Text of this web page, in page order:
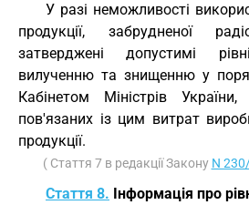
У разі неможливості
продукції, забрудненої
затверджені допустимі
вилученню та знищенню у
Кабінетом Міністрів
пов'язаних із цим витрат
продукції.
( Стаття 7 в редакції Закону N
Стаття 8. Інформація про